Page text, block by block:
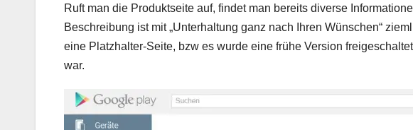
Ruft man die Produktseite auf, findet man bereits diverse
Beschreibung ist mit „Unterhaltung ganz nach Ihren Wünschen“
eine Platzhalter-Seite, bzw es wurde eine frühe Version
war.